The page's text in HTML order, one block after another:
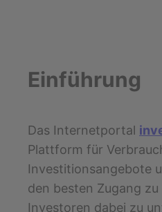
Einführung
Das Internetportal
Plattform für
Investitionsangebote
den besten Zugang
Investoren dabei zu